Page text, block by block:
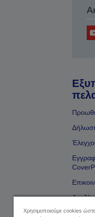
Χρησιμοποιούμε cookies ώστε